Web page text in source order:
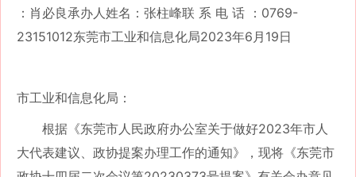
：肖必良承办人姓名：张柱峰联 系 电 话 ：0769-
23151012东莞市工业和信息化局2023年6月19日
市工业和信息化局：
根据《东莞市人民政府办公室关于做好2023年市人
大代表建议、政协提案办理工作的通知》，现将《东莞市